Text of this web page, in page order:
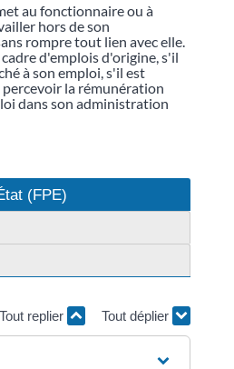
au fonctionnaire ou à
hors de son
rompre tout lien avec elle.
d'emplois d'origine, s'il
à son emploi, s'il est
la rémunération
dans son administration
(FPE)
Tout replier Tout déplier